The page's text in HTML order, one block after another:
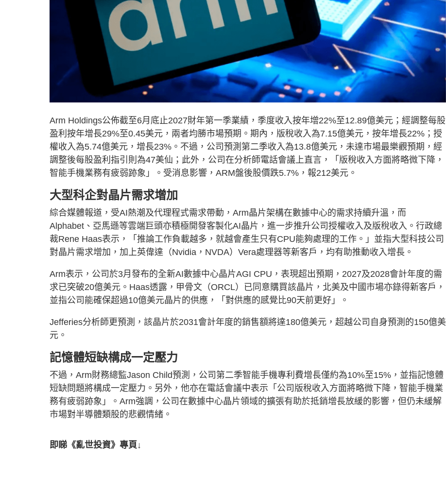
Arm Holdings公佈截至6月底止2027財年第一季業績，季度收入按年增22%至12.89億美元；經調整每股
盈利按年增長29%至0.45美元，兩者均勝市場預期。期內，版稅收入為7.15億美元，按年增長22%；授
權收入為5.74億美元，增長23%。不過，公司預測第二季收入為13.8億美元，未達市場最樂觀預期，經
調整後每股盈利指引則為47美仙；此外，公司在分析師電話會議上直言，「版稅收入方面將略微下降，
智能手機業務有疲弱跡象」。受消息影響，ARM盤後股價跌5.7%，報212美元。
大型科企對晶片需求增加
綜合媒體報道，受AI熱潮及代理程式需求帶動，Arm晶片架構在數據中心的需求持續升溫，而
Alphabet、亞馬遜等雲端巨頭亦積極開發客製化AI晶片，進一步推升公司授權收入及版稅收入。行政總
裁Rene Haas表示，「推論工作負載越多，就越會產生只有CPU能夠處理的工作。」並指大型科技公司
對晶片需求增加，加上英偉達（Nvidia，NVDA）Vera處理器等新客戶，均有助推動收入增長。
Arm表示，公司於3月發布的全新AI數據中心晶片AGI CPU，表現超出預期，2027及2028會計年度的需
求已突破20億美元。Haas透露，甲骨文（ORCL）已同意購買該晶片，北美及中國市場亦錄得新客戶，
並指公司能確保超過10億美元晶片的供應，「對供應的感覺比90天前更好」。
Jefferies分析師更預測，該晶片於2031會計年度的銷售額將達180億美元，超越公司自身預測的150億美
元。
記憶體短缺構成一定壓力
不過，Arm財務總監Jason Child預測，公司第二季智能手機專利費增長僅約為10%至15%，並指記憶體
短缺問題將構成一定壓力。另外，他亦在電話會議中表示「公司版稅收入方面將略微下降，智能手機業
務有疲弱跡象」。Arm強調，公司在數據中心晶片領域的擴張有助於抵銷增長放緩的影響，但仍未緩解
市場對半導體類股的悲觀情緒。
即睇《亂世投資》專頁↓